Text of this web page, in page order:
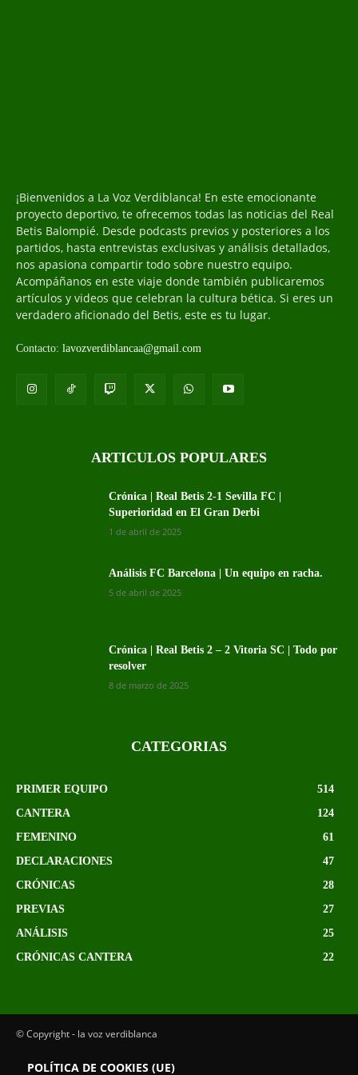
¡Bienvenidos a La Voz Verdiblanca! En este emocionante
proyecto deportivo, te ofrecemos todas las noticias del Real
Betis Balompié. Desde podcasts previos y posteriores a los
partidos, hasta entrevistas exclusivas y análisis detallados,
nos apasiona compartir todo sobre nuestro equipo.
Acompáñanos en este viaje donde también publicaremos
artículos y videos que celebran la cultura bética. Si eres un
verdadero aficionado del Betis, este es tu lugar.
Contacto: lavozverdiblancaa@gmail.com
ARTICULOS POPULARES
Crónica | Real Betis 2-1 Sevilla FC |
Superioridad en El Gran Derbi
1 de abril de 2025
Análisis FC Barcelona | Un equipo en racha.
5 de abril de 2025
Crónica | Real Betis 2 – 2 Vitoria SC | Todo por
resolver
8 de marzo de 2025
CATEGORIAS
PRIMER EQUIPO
514
CANTERA
124
FEMENINO
61
DECLARACIONES
47
CRÓNICAS
28
PREVIAS
27
ANÁLISIS
25
CRÓNICAS CANTERA
22
© Copyright - la voz verdiblanca
POLÍTICA DE COOKIES (UE)